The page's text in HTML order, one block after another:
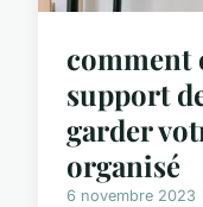
comment
support
garder
organisé
6 novembre 2023